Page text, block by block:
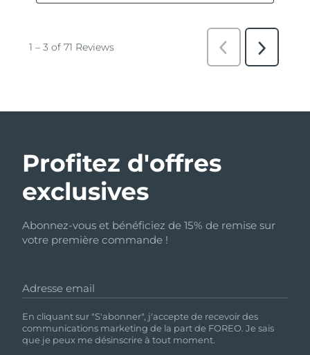
Profitez d'offres
exclusives
Abonnez-vous et bénéficiez de 15% de remise sur
votre première commande !
Adresse email
En cliquant sur "S'abonner", j'accepte de recevoir des
communications marketing de la part de FOREO. Je sais
que je peux me désinscrire à tout moment.